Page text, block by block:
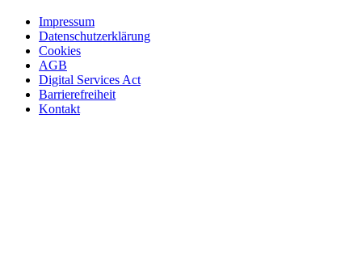
Impressum
Datenschutzerklärung
Cookies
AGB
Digital Services Act
Barrierefreiheit
Kontakt